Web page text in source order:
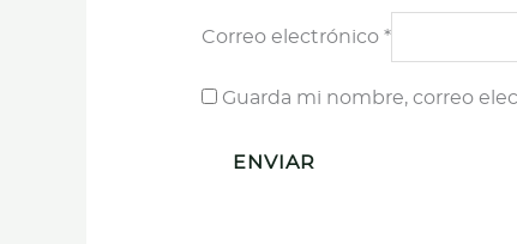
Correo electrónico *
Guarda mi nombre, correo